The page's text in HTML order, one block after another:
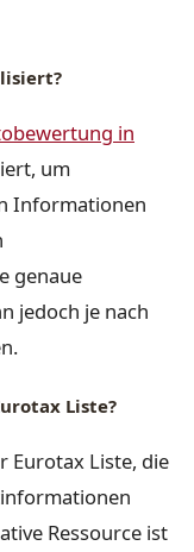
in
um
Informationen
genaue
jedoch je nach
Liste?
Eurotax Liste, die
Ressource ist